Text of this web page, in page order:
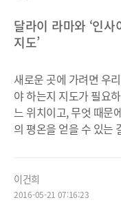
달라이 라마와 ‘인사
지도’
새로운 곳에 가려면 우
야 하는지 지도가 필요
느 위치이고, 무엇 때문
의 평온을 얻을 수 있는
이건희
2016-05-21 07:16:23